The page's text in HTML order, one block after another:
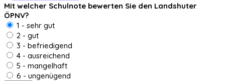
Mit welcher Schulnote bewerten Sie den Landshuter
ÖPNV?
1 - sehr gut
2 - gut
3 - befriedigend
4 - ausreichend
5 - mangelhaft
6 - ungenügend